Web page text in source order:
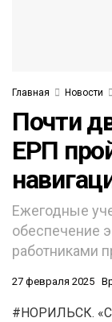
Главная Новости
Почти
ЕРП
Ежегодные
обеспечение
работниками
27 февраля 2025
#НОРИЛЬСК.